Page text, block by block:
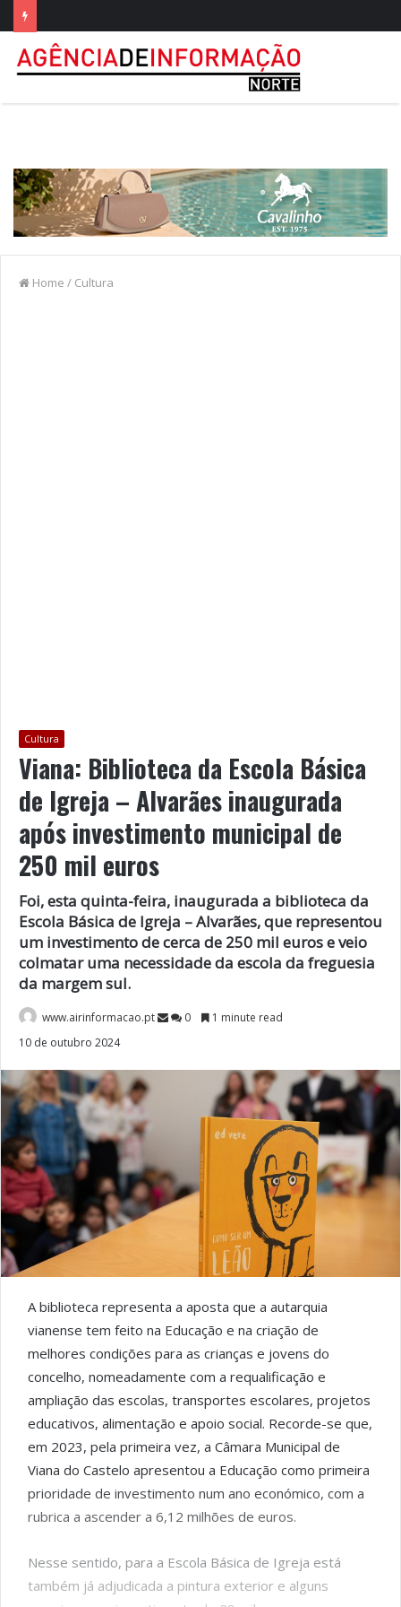
Home / Cultura
Cultura
Viana: Biblioteca da Escola Básica
de Igreja – Alvarães inaugurada
após investimento municipal de
250 mil euros
Foi, esta quinta-feira, inaugurada a biblioteca da
Escola Básica de Igreja – Alvarães, que representou
um investimento de cerca de 250 mil euros e veio
colmatar uma necessidade da escola da freguesia
da margem sul.
www.airinformacao.pt 0
1 minute read
10 de outubro 2024
A biblioteca representa a aposta que a autarquia
vianense tem feito na Educação e na criação de
melhores condições para as crianças e jovens do
concelho, nomeadamente com a requalificação e
ampliação das escolas, transportes escolares, projetos
educativos, alimentação e apoio social. Recorde-se que,
em 2023, pela primeira vez, a Câmara Municipal de
Viana do Castelo apresentou a Educação como primeira
prioridade de investimento num ano económico, com a
rubrica a ascender a 6,12 milhões de euros.
Nesse sentido, para a Escola Básica de Igreja está
também já adjudicada a pintura exterior e alguns